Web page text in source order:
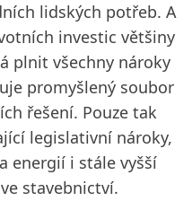
lidských potřeb. A
investic většiny
plnit všechny nároky
promyšlený soubor
řešení. Pouze tak
legislativní nároky,
energií i stále vyšší
stavebnictví.